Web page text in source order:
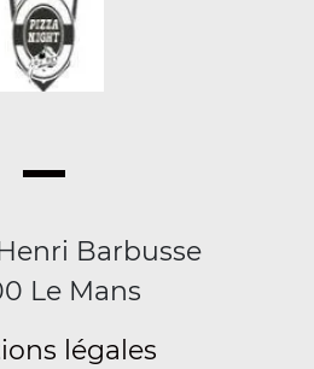
Barbusse
Le Mans
légales